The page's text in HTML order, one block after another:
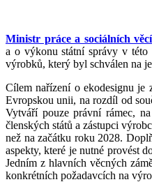
Ministr práce a sociálních
a o výkonu státní správy v této
výrobků, který byl schválen na
Cílem nařízení o ekodesignu je
Evropskou unii, na rozdíl od
Vytváří pouze právní rámec,
členských států a zástupci
než na začátku roku 2028.
aspekty, které je nutné provést
Jedním z hlavních věcných
konkrétních požadavcích na